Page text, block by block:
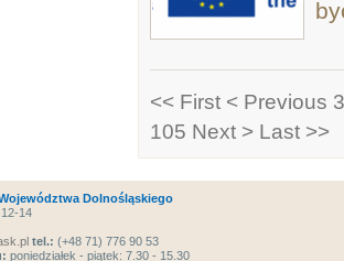
<< First < Previous
105 Next > Last >>
Dolnośląskiego
14
tel.: (+48 71) 776 90 53
poniedziałek - piątek: 7.30 - 15.30